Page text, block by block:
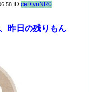
ID:ceDtvnNR0
昨日の残りもん